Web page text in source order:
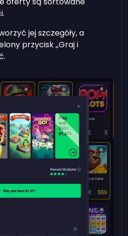
jej szczegóły, a
przycisk „Graj i